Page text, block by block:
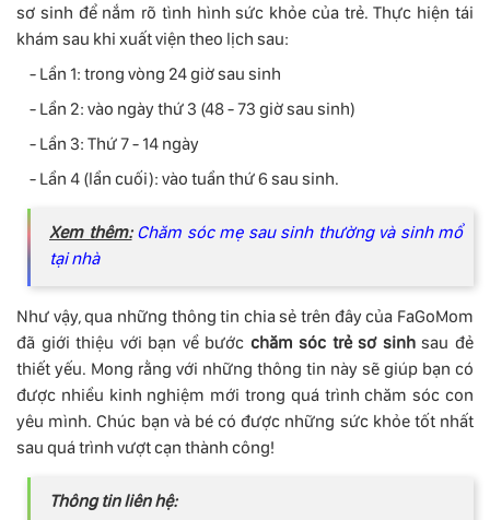
sơ sinh để nắm rõ tình hình sức khỏe của trẻ. Thực hiện tái
khám sau khi xuất viện theo lịch sau:
- Lần 1: trong vòng 24 giờ sau sinh
- Lần 2: vào ngày thứ 3 (48 - 73 giờ sau sinh)
- Lần 3: Thứ 7 - 14 ngày
- Lần 4 (lần cuối): vào tuần thứ 6 sau sinh.
Xem thêm: Chăm sóc mẹ sau sinh thường và sinh mổ
tại nhà
Như vậy, qua những thông tin chia sẻ trên đây của FaGoMom
đã giới thiệu với bạn về bước chăm sóc trẻ sơ sinhsau đẻ
thiết yếu. Mong rằng với những thông tin này sẽ giúp bạn có
được nhiều kinh nghiệm mới trong quá trình chăm sóc con
yêu mình. Chúc bạn và bé có được những sức khỏe tốt nhất
sau quá trình vượt cạn thành công!
Thông tin liên hệ: